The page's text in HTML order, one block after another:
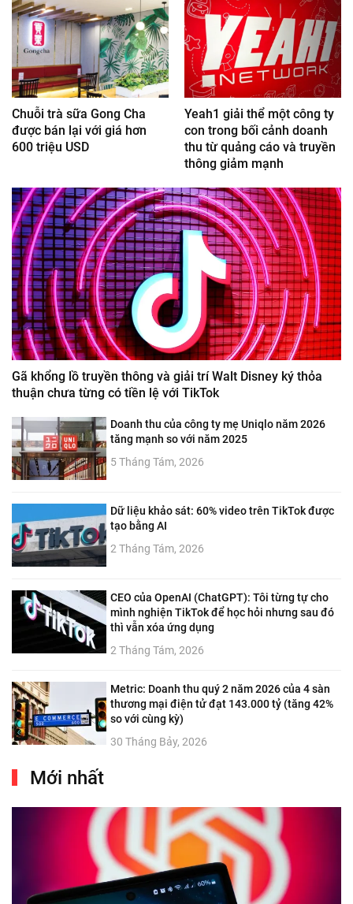
Chuỗi trà sữa Gong Cha
được bán lại với giá hơn
600 triệu USD
Yeah1 giải thể một công ty
con trong bối cảnh doanh
thu từ quảng cáo và truyền
thông giảm mạnh
Gã khổng lồ truyền thông và giải trí Walt Disney ký thỏa
thuận chưa từng có tiền lệ với TikTok
Doanh thu của công ty mẹ Uniqlo năm 2026
tăng mạnh so với năm 2025
5 Tháng Tám, 2026
Dữ liệu khảo sát: 60% video trên TikTok được
tạo bằng AI
2 Tháng Tám, 2026
CEO của OpenAI (ChatGPT): Tôi từng tự cho
mình nghiện TikTok để học hỏi nhưng sau đó
thì vẫn xóa ứng dụng
2 Tháng Tám, 2026
Metric: Doanh thu quý 2 năm 2026 của 4 sàn
thương mại điện tử đạt 143.000 tỷ (tăng 42%
so với cùng kỳ)
30 Tháng Bảy, 2026
Mới nhất